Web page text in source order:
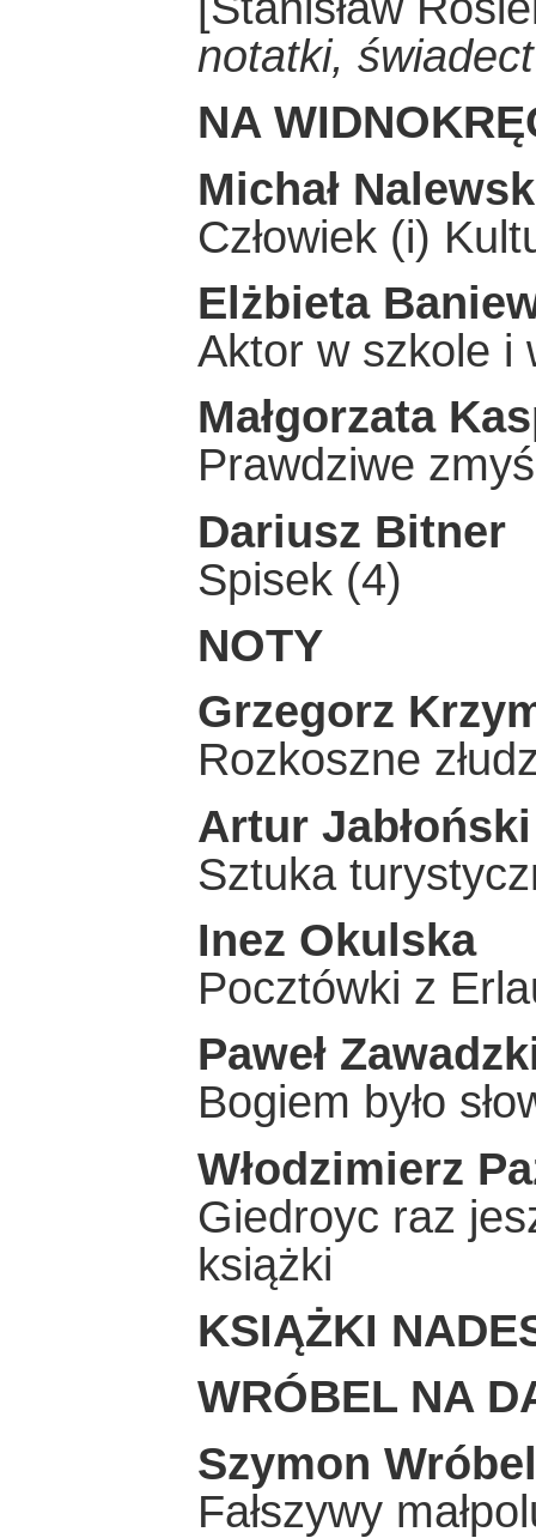
notatki,
NA
Michał
Człowiek (i)
Elżbieta
Aktor w szkole i
Małgorzata
Prawdziwe
Dariusz Bitner
Spisek (4)
NOTY
Grzegorz
Rozkoszne
Artur Jabłoński
Sztuka
Inez Okulska
Pocztówki z
Paweł
Bogiem było
Włodzimierz
Giedroyc raz
książki
KSIĄŻKI
WRÓBEL NA
Szymon Wróbel
Fałszywy